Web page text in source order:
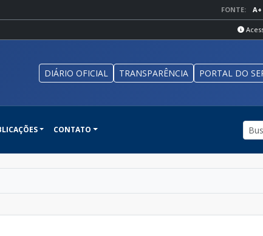
FONTE: A+
DIÁRIO OFICIAL TRANSPARÊNCIA PORTAL DO
CONTATO